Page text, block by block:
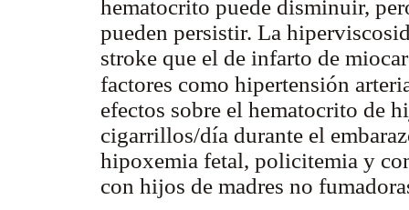
hematocrito puede disminuir,
pueden persistir. La
stroke que el de infarto de
factores como hipertensión
efectos sobre el hematocrito de
cigarrillos/día durante el
hipoxemia fetal, policitemia y
con hijos de madres no